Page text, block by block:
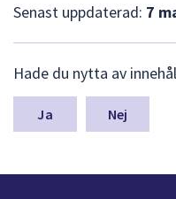
Senast uppdaterad: 7
ä
m
a
y
Hade du nytta av
Nej